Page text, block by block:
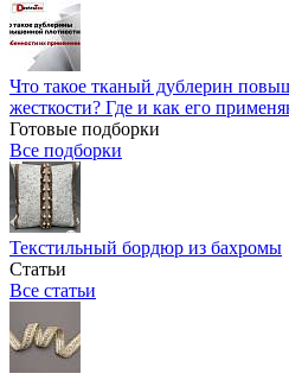
Что такое тканый дублерин
жесткости? Где и как его
Готовые подборки
Все подборки
Текстильный бордюр из бахромы
Статьи
Все статьи